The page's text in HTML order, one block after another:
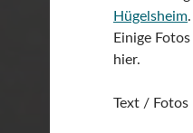
Hügelsheim
Einige
hier.
Text /